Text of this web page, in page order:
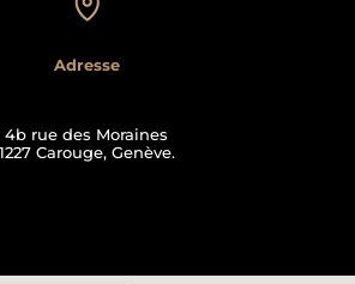
Adresse
4b rue des Moraines
1227 Carouge, Genève.